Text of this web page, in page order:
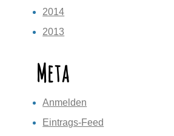
2014
2013
Meta
Anmelden
Eintrags-Feed